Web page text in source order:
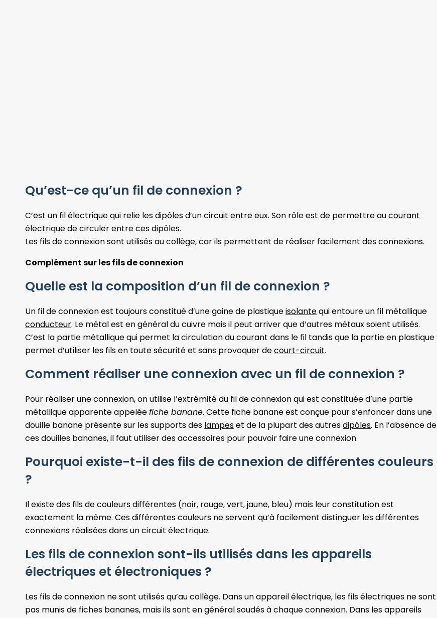
Qu’est-ce qu’un fil de connexion ?
C’est un fil électrique qui relie lesdipôlesd’un circuit entre eux. Son rôle est de permettre aucourant
électriquede circuler entre ces dipôles.
Les fils de connexion sont utilisés au collège, car ils permettent de réaliser facilement des connexions.
Complément sur les fils de connexion
Quelle est la composition d’un fil de connexion ?
Un fil de connexion est toujours constitué d’une gaine de plastiqueisolantequi entoure un fil métallique
conducteur. Le métal est en général du cuivre mais il peut arriver que d’autres métaux soient utilisés.
C’est la partie métallique qui permet la circulation du courant dans le fil tandis que la partie en plastique
permet d’utiliser les fils en toute sécurité et sans provoquer decourt-circuit.
Comment réaliser une connexion avec un fil de connexion ?
Pour réaliser une connexion, on utilise l’extrémité du fil de connexion qui est constituée d’une partie
métallique apparente appeléefiche banane. Cette fiche banane est conçue pour s’enfoncer dans une
douille banane présente sur les supports des lampeset de la plupart des autresdipôles. En l’absence de
ces douilles bananes, il faut utiliser des accessoires pour pouvoir faire une connexion.
Pourquoi existe-t-il des fils de connexion de différentes couleurs
?
Il existe des fils de couleurs différentes (noir, rouge, vert, jaune, bleu) mais leur constitution est
exactement la même. Ces différentes couleurs ne servent qu’à facilement distinguer les différentes
connexions réalisées dans un circuit électrique.
Les fils de connexion sont-ils utilisés dans les appareils
électriques et électroniques ?
Les fils de connexion ne sont utilisés qu’au collège. Dans un appareil électrique, les fils électriques ne sont
pas munis de fiches bananes, mais ils sont en général soudés à chaque connexion. Dans les appareils